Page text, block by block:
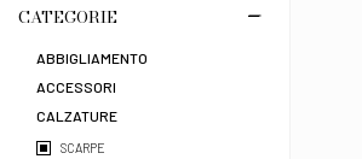
CATEGORIE
ABBIGLIAMENTO
ACCESSORI
CALZATURE
SCARPE